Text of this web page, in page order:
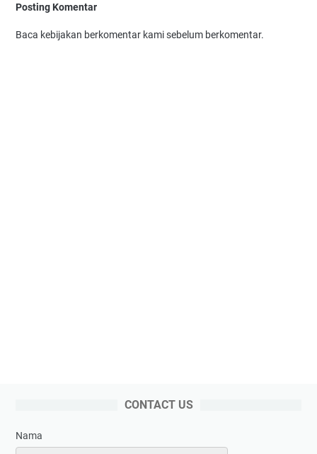
Posting Komentar
Baca kebijakan berkomentar kami sebelum berkomentar.
CONTACT US
Nama